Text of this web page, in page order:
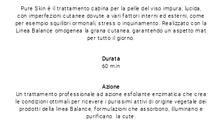
Pure Skin è il trattamento cabina per la pelle del viso impura, lucida,
con imperfezioni cutanee dovute a vari fattori interni ed esterni, come
per esempio squilibri ormonali, stress o inquinamento. Realizzato con la
Linea Balance omogenea la grana cutanea, garantendo un aspetto mat
per tutto il giorno.
Durata
60 min
Azione
Un trattamento professionale ad azione esfoliante enzimatica che crea
le condizioni ottimali per ricevere i purissimi attivi di origine vegetale dei
prodotti della linea Balance, formulazioni che assorbono, illuminano e
purificano la cute.